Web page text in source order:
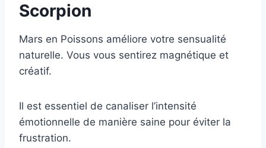
Scorpion
Mars en Poissons améliore votre sensualité
naturelle. Vous vous sentirez magnétique et
créatif.
Il est essentiel de canaliser l’intensité
émotionnelle de manière saine pour éviter la
frustration.